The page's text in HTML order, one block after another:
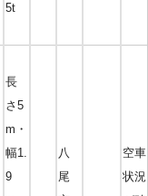
5t
長
さ5
m・
幅1.
9
八
尾
空車
状況